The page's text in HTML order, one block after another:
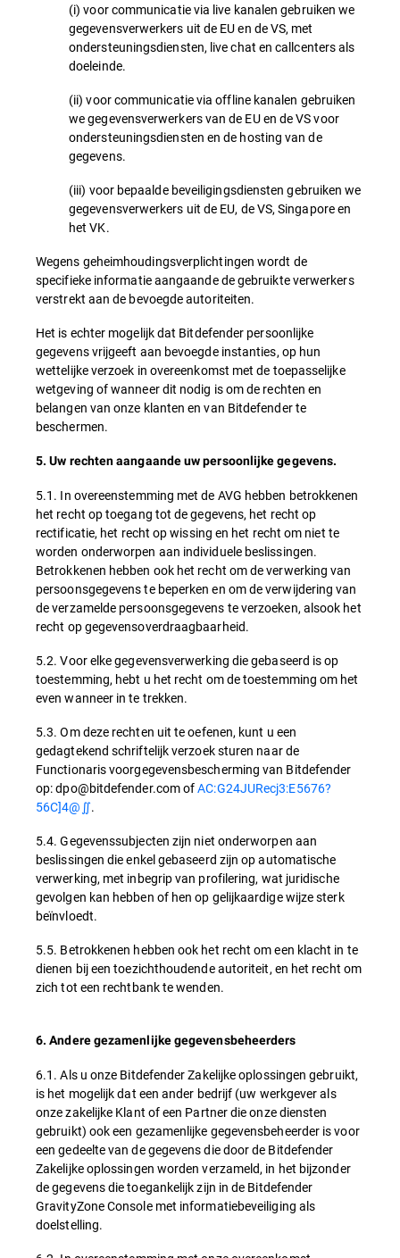
(i) voor communicatie via live kanalen gebruiken we
gegevensverwerkers uit de EU en de VS, met
ondersteuningsdiensten, live chat en callcenters als
doeleinde.
(ii) voor communicatie via offline kanalen gebruiken
we gegevensverwerkers van de EU en de VS voor
ondersteuningsdiensten en de hosting van de
gegevens.
(iii) voor bepaalde beveiligingsdiensten gebruiken we
gegevensverwerkers uit de EU, de VS, Singapore en
het VK.
Wegens geheimhoudingsverplichtingen wordt de
specifieke informatie aangaande de gebruikte verwerkers
verstrekt aan de bevoegde autoriteiten.
Het is echter mogelijk dat Bitdefender persoonlijke
gegevens vrijgeeft aan bevoegde instanties, op hun
wettelijke verzoek in overeenkomst met de toepasselijke
wetgeving of wanneer dit nodig is om de rechten en
belangen van onze klanten en van Bitdefender te
beschermen.
5. Uw rechten aangaande uw persoonlijke gegevens.
5.1. In overeenstemming met de AVG hebben betrokkenen
het recht op toegang tot de gegevens, het recht op
rectificatie, het recht op wissing en het recht om niet te
worden onderworpen aan individuele beslissingen.
Betrokkenen hebben ook het recht om de verwerking van
persoonsgegevens te beperken en om de verwijdering van
de verzamelde persoonsgegevens te verzoeken, alsook het
recht op gegevensoverdraagbaarheid.
5.2. Voor elke gegevensverwerking die gebaseerd is op
toestemming, hebt u het recht om de toestemming om het
even wanneer in te trekken.
5.3. Om deze rechten uit te oefenen, kunt u een
gedagtekend schriftelijk verzoek sturen naar de
Functionaris voorgegevensbescherming van Bitdefender
op: dpo@bitdefender.com ofAC:G24JURecj3:E5676?
56C]4@∬.
5.4. Gegevenssubjecten zijn niet onderworpen aan
beslissingen die enkel gebaseerd zijn op automatische
verwerking, met inbegrip van profilering, wat juridische
gevolgen kan hebben of hen op gelijkaardige wijze sterk
beïnvloedt.
5.5. Betrokkenen hebben ook het recht om een klacht in te
dienen bij een toezichthoudende autoriteit, en het recht om
zich tot een rechtbank te wenden.
6. Andere gezamenlijke gegevensbeheerders
6.1. Als u onze Bitdefender Zakelijke oplossingen gebruikt,
is het mogelijk dat een ander bedrijf (uw werkgever als
onze zakelijke Klant of een Partner die onze diensten
gebruikt) ook een gezamenlijke gegevensbeheerder is voor
een gedeelte van de gegevens die door de Bitdefender
Zakelijke oplossingen worden verzameld, in het bijzonder
de gegevens die toegankelijk zijn in de Bitdefender
GravityZone Console met informatiebeveiliging als
doelstelling.